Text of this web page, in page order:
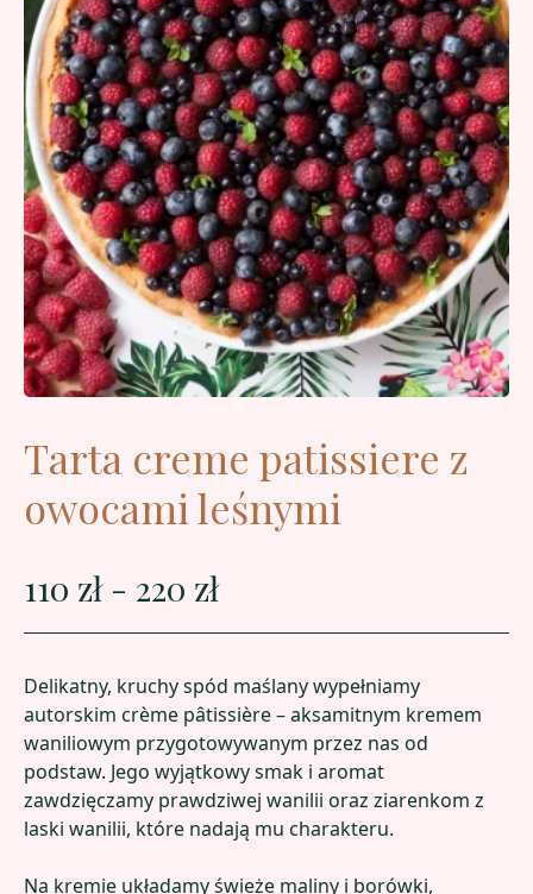
Tarta creme patissiere z
owocami leśnymi
110 zł - 220 zł
Delikatny, kruchy spód maślany wypełniamy
autorskim crème pâtissière – aksamitnym kremem
waniliowym przygotowywanym przez nas od
podstaw. Jego wyjątkowy smak i aromat
zawdzięczamy prawdziwej wanilii oraz ziarenkom z
laski wanilii, które nadają mu charakteru.
Na kremie układamy świeże maliny i borówki,